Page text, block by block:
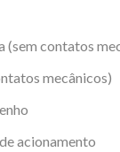
(sem contatos
mecânicos)
acionamento